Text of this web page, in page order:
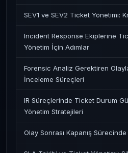
SEV1 ve SEV2 Ticket Yönetimi:
Incident Response Ekiplerine
Yönetim İçin Adımlar
Forensic Analiz Gerektiren
İnceleme Süreçleri
IR Süreçlerinde Ticket Durum
Yönetim Stratejileri
Olay Sonrası Kapanış